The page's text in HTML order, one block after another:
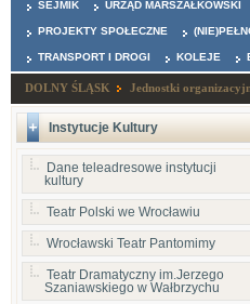
SEJMIK URZĄD MARSZAŁKOWSKI
PROJEKTY SPOŁECZNE
TRANSPORT I DROGI KOLEJE
DOLNY ŚLĄSK Jednostki
Instytucje Kultury
Dane teleadresowe instytucji
kultury
Teatr Polski we Wrocławiu
Wrocławski Teatr Pantomimy
Teatr Dramatyczny im.Jerzego
Szaniawskiego w Wałbrzychu